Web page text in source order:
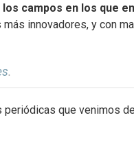
campos en los que
innovadores, y con
.
que venimos